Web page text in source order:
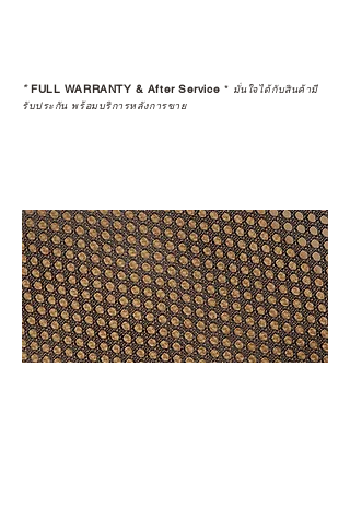
*FULL WARRANTY & After Service * มั่นใจได้กับสินค้ามี
รับประกัน พร้อมบริการหลังการขาย